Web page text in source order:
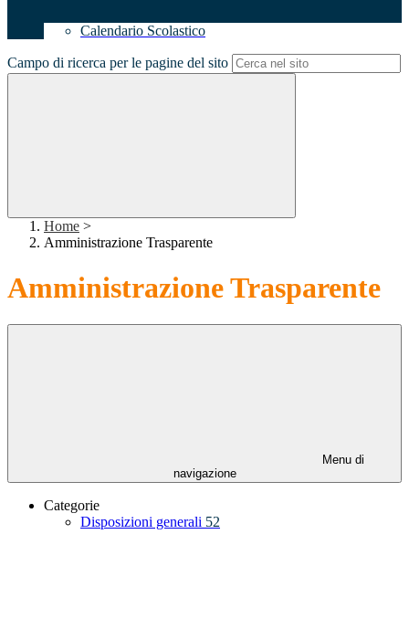
Calendario Scolastico
Campo di ricerca per le pagine del sito
Home >
Amministrazione Trasparente
Amministrazione Trasparente
Menu di
navigazione
Categorie
Disposizioni generali 52